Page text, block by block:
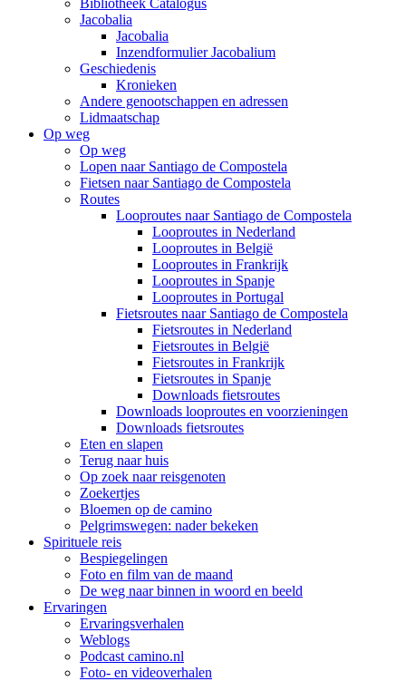
Bibliotheek Catalogus
Jacobalia
Jacobalia
Inzendformulier Jacobalium
Geschiedenis
Kronieken
Andere genootschappen en adressen
Lidmaatschap
Op weg
Op weg
Lopen naar Santiago de Compostela
Fietsen naar Santiago de Compostela
Routes
Looproutes naar Santiago de Compostela
Looproutes in Nederland
Looproutes in België
Looproutes in Frankrijk
Looproutes in Spanje
Looproutes in Portugal
Fietsroutes naar Santiago de Compostela
Fietsroutes in Nederland
Fietsroutes in België
Fietsroutes in Frankrijk
Fietsroutes in Spanje
Downloads fietsroutes
Downloads looproutes en voorzieningen
Downloads fietsroutes
Eten en slapen
Terug naar huis
Op zoek naar reisgenoten
Zoekertjes
Bloemen op de camino
Pelgrimswegen: nader bekeken
Spirituele reis
Bespiegelingen
Foto en film van de maand
De weg naar binnen in woord en beeld
Ervaringen
Ervaringsverhalen
Weblogs
Podcast camino.nl
Foto- en videoverhalen